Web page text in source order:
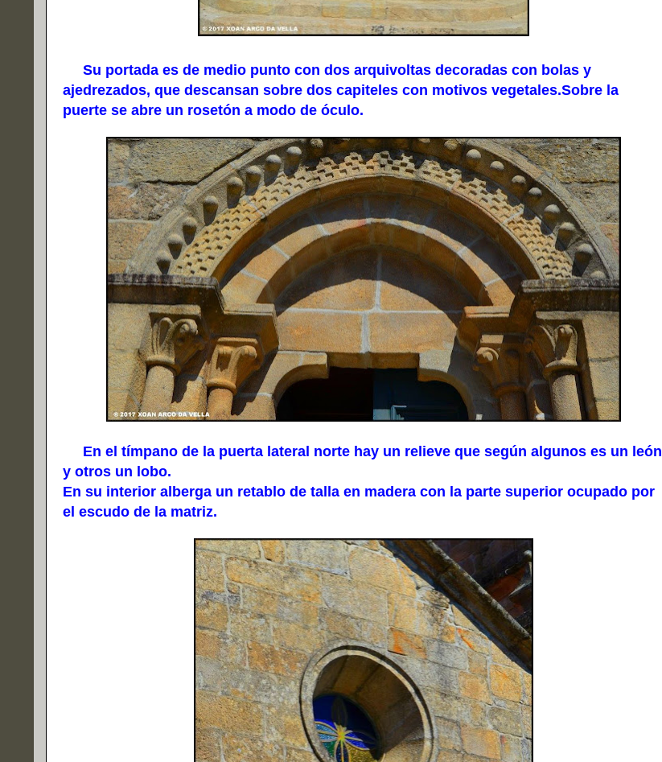
Su portada es de medio punto con dos arquivoltas decoradas con bolas y
ajedrezados, que descansan sobre dos capiteles con motivos vegetales.Sobre la
puerte se abre un rosetón a modo de óculo.
En el tímpano de la puerta lateral norte hay un relieve que según algunos es un león
y otros un lobo.
En su interior alberga un retablo de talla en madera con la parte superior ocupado por
el escudo de la matriz.